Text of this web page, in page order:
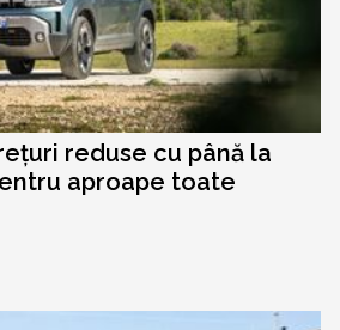
reduse cu până la
aproape toate